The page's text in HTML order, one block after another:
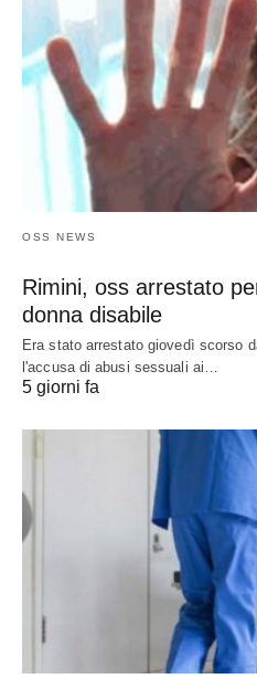
OSS NEWS
Rimini, oss arrestato
donna disabile
Era stato arrestato giovedì scorso
l'accusa di abusi sessuali ai…
5 giorni fa